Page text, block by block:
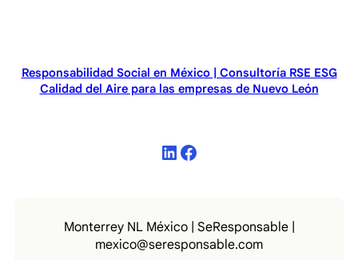
Responsabilidad Social en México | Consultoría RSE ESG
Calidad del Aire para las empresas de Nuevo León
LinkedIn Facebook
Monterrey NL México | SeResponsable |
mexico@seresponsable.com